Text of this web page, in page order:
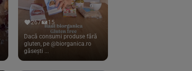
267 15
Dacă consumi produse fără
gluten, pe @biorganica.ro
găsești ...